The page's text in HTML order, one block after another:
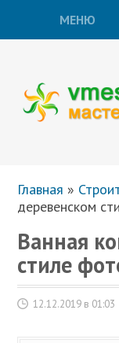
МЕНЮ
Главная »
деревенском
Ванная
стиле
12.12.2019 в 01:03